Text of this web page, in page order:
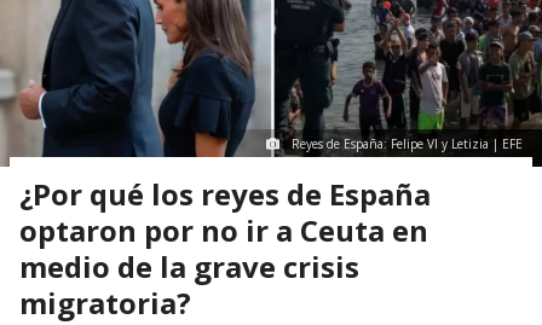
Reyes de España: Felipe VI y Letizia | EFE
¿Por qué los reyes de España
optaron por no ir a Ceuta en
medio de la grave crisis
migratoria?